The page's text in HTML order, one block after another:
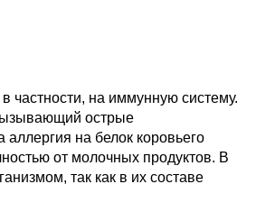
частности, на иммунную систему.
острые
на белок коровьего
от молочных продуктов. В
так как в их составе